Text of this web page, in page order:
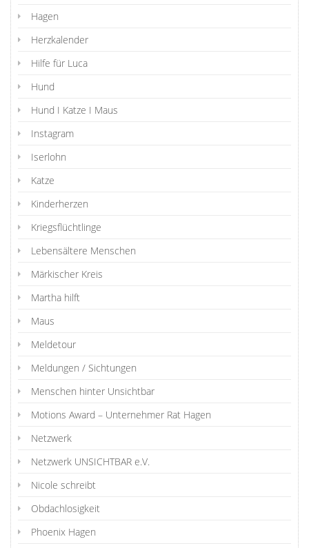
Hagen
Herzkalender
Hilfe für Luca
Hund
Hund I Katze I Maus
Instagram
Iserlohn
Katze
Kinderherzen
Kriegsflüchtlinge
Lebensältere Menschen
Märkischer Kreis
Martha hilft
Maus
Meldetour
Meldungen / Sichtungen
Menschen hinter Unsichtbar
Motions Award – Unternehmer Rat Hagen
Netzwerk
Netzwerk UNSICHTBAR e.V.
Nicole schreibt
Obdachlosigkeit
Phoenix Hagen